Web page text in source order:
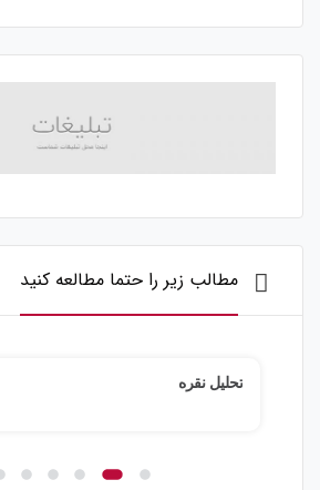
مطالب زیر را حتما مطالعه کنید
تحلیل نقره